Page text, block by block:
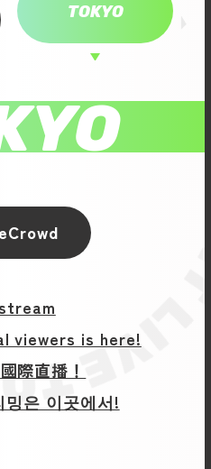
TOKYO
viewers is here!
際直播！
은 이곳에서!